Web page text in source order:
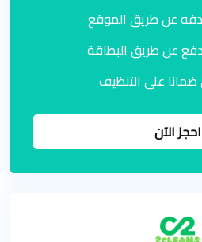
عن طريق الموقع
عن طريق البطاقة
على التنظيف
احجز الآن